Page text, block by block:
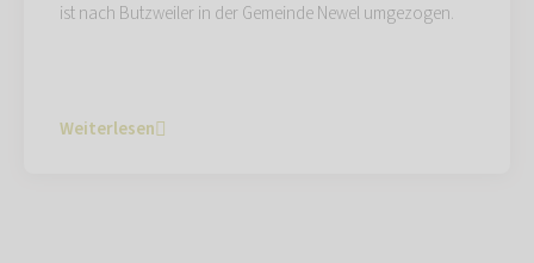
ist nach Butzweiler in der Gemeinde Newel umgezogen.
Weiterlesen